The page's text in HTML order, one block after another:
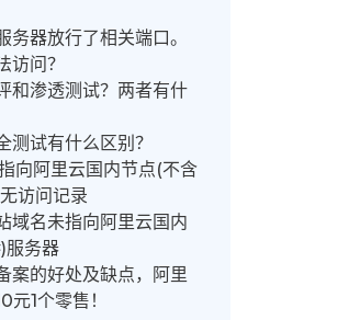
务器放行了相关端口。
访问？
和渗透测试？两者有什
测试有什么区别？
向阿里云国内节点(不含
访问记录
域名未指向阿里云国内
服务器
案的好处及缺点，阿里
元1个零售！